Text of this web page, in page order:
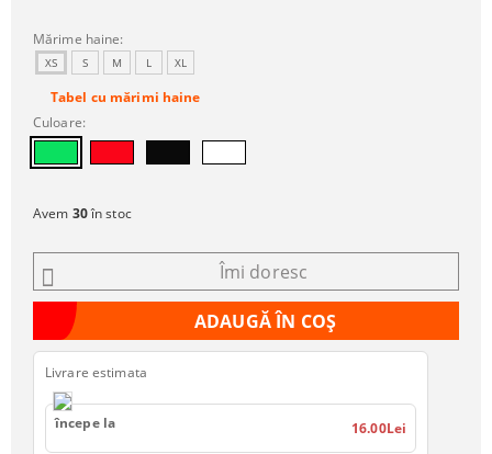
Mărime haine:
XS S M L XL
Tabel cu mărimi haine
Culoare:
Avem 30în stoc
Îmi doresc
Livrare estimata
începe la 16.00Lei